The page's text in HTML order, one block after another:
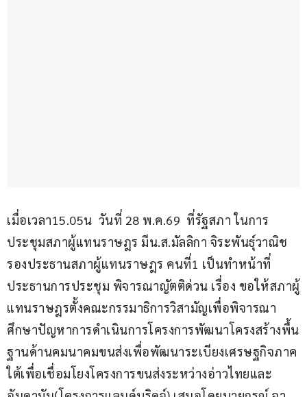
เมื่อเวลา15.05น  วันที่ 28 พ.ค.69  ที่รัฐสภา ในการ
ประชุมสภาผู้แทนราษฎร มีน.ส.มัลลิกา จิระพันธุ์วาณิช
รองประธานสภาผู้แทนราษฎร คนที่1 เป็นทำหน้าที่
ประธานการประชุม พิจารณาญัตติด่วน เรื่อง ขอให้สภาผู้
แทนราษฎรตั้งคณะกรรมาธิการวิสามัญเพื่อพิจารณา
ศึกษาปัญหาการดำเนินการโครงการพัฒนาโครงสร้างพื้น
ฐานด้านคมนาคมขนส่งเพื่อพัฒนาระเบียงเศรษฐกิจภาค
ใต้เพื่อเชื่อมโยงโครงการขนส่งระหว่างอ่าวไทยและ